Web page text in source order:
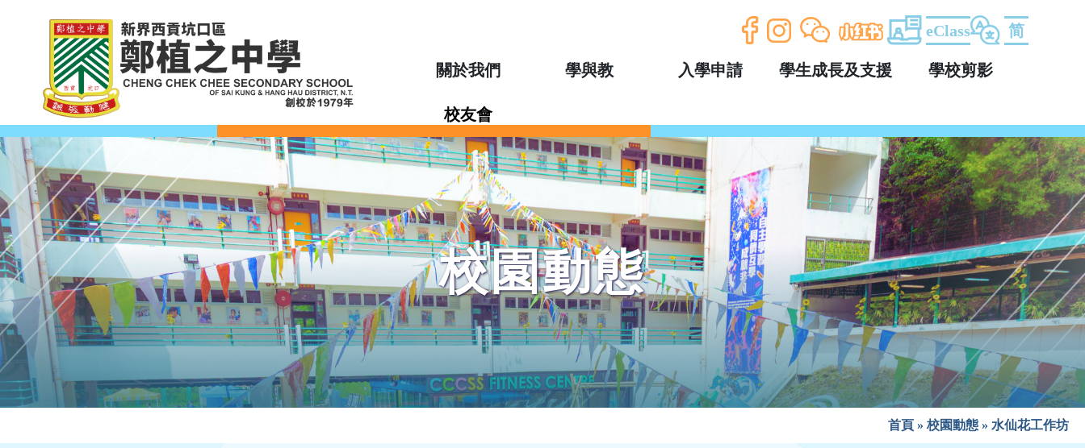
eClass 简
關於我們 學與教 入學申請 學生成長及支援 學校剪影
校友會
校園動態
首頁 » 校園動態 » 水仙花工作坊